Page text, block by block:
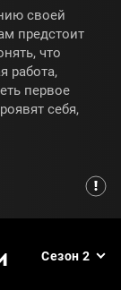
своей
предстоит
что
работа,
первое
себя,
Сезон 2